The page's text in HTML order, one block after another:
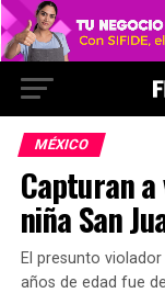
MÉXICO
Capturan
niña San
El presunto
años de edad fue